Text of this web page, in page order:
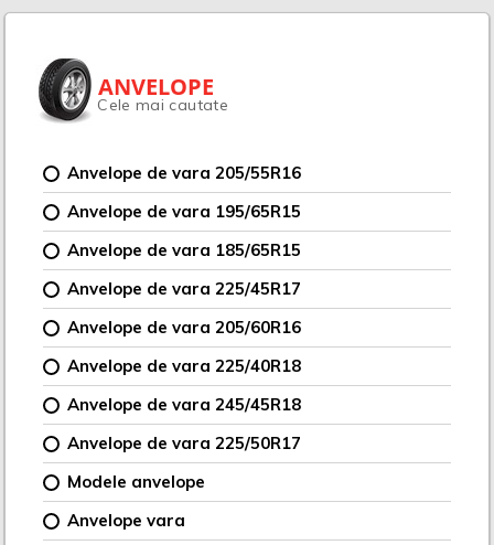
ANVELOPE
Cele mai cautate
Anvelope de vara 205/55R16
Anvelope de vara 195/65R15
Anvelope de vara 185/65R15
Anvelope de vara 225/45R17
Anvelope de vara 205/60R16
Anvelope de vara 225/40R18
Anvelope de vara 245/45R18
Anvelope de vara 225/50R17
Modele anvelope
Anvelope vara